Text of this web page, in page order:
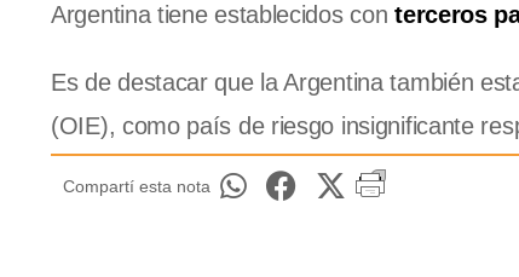
Argentina tiene establecidos conterceros
Es de destacar que la Argentina también
(OIE), como país de riesgo insignificante
Compartí esta nota